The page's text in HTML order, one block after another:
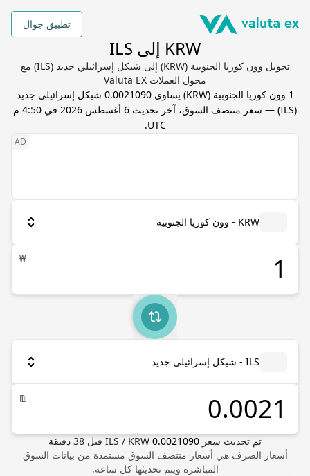
تطبيق جوال
KRW إلى ILS
تحويل وون كوريا الجنوبية (KRW) إلى شيكل إسرائيلي جديد (ILS) مع
محول العملات Valuta EX
1 وون كوريا الجنوبية (
KRW) يساوي0.0021090 شيكل إسرائيلي جديد
(
ILS) — سعر منتصف السوق، آخر تحديث
6 أغسطس 2026 في 4:50 م
UTC
.
KRW - وون كوريا الجنوبية
₩
ILS - شيكل إسرائيلي جديد
₪
تم تحديث سعر ILS / KRW 0.0021090 قبل 38 دقيقة
أسعار الصرف هي أسعار منتصف السوق مستمدة من بيانات السوق
المباشرة ويتم تحديثها كل ساعة.